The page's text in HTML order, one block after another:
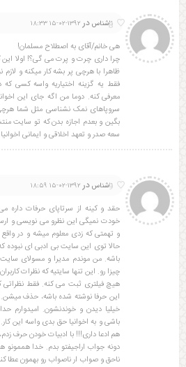
8
ناشناس در ۱۳۹۲-۰۲-۱۵ ۱۸:۳۳
هی خانم/آقای به اصطلاح مسلمان!
چرا داری چرت و پرت می گی؟! اولا این
ظاهرا با هرچی پر بشه کار میکنه و
فقط یه گزینه اختیاریه واسه کسی
معرفی کنه. دوما من اگه جای این
سروپاهای نمک نشناسی مثل شما
بگین و بعدم اجازه بدن که تو سایت
سعه صدر و تعهد اخلاقی و ایمانی
9
ناشناس در ۱۳۹۲-۰۲-۱۵ ۱۸:۵۹
حقد و کینه از سرتاپای حرفات داره
خودت نمیگی این نظرو می نویسی و
و تهمتی که زدی معلوم میشه و در
حالا توی این سایت بی ادبی ای نبوده
باشه. من موندم مدیرا و مسولای
چیزا رو. این تنها سایتیه که نظرات
هیچ فیلتری ثبت می کنه. فقط
این حرفا نوشته شده باشه، حذف میشن.
خیلیا دیدن و خوندنشون. امیدوارم
باشی و به اخوانیا حق بدی واسه این
هم ادعا داری!!! با ادبیات خودن حرف
دونه جواب اراجیفتو بدم. خدا
ناحق و صواب ار ناصواب رو بهمون عطا